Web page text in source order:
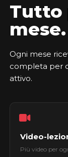
Tutto
mese.
Ogni mese
completa per
attivo.
Video-
Più video per